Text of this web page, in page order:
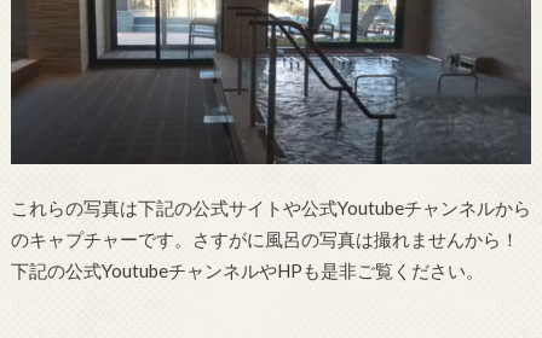
これらの写真は下記の公式サイトや公式Youtubeチャンネルから
のキャプチャーです。さすがに風呂の写真は撮れませんから！
下記の公式YoutubeチャンネルやHPも是非ご覧ください。